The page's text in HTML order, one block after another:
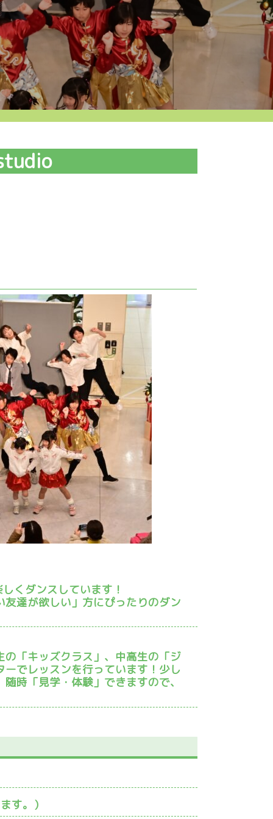
くダンスしています！
達が欲しい」方にぴったりのダン
「キッズクラス」、中高生の「ジ
でレッスンを行っています！少し
時「見学・体験」できますので、
す。）